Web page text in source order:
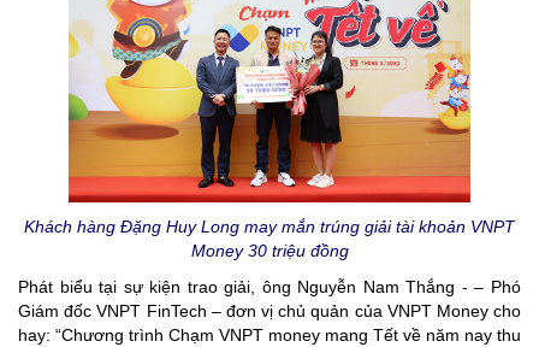
Khách hàng Đặng Huy Long may mắn trúng giải tài khoản VNPT
Money 30 triệu đồng
Phát biểu tại sự kiện trao giải, ông Nguyễn Nam Thắng - – Phó
Giám đốc VNPT FinTech – đơn vị chủ quản của VNPT Money cho
hay: “Chương trình Chạm VNPT money mang Tết về năm nay thu